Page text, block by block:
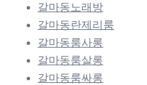
갈마동노래방
갈마동란제리룸
갈마동룸사롱
갈마동룸살롱
갈마동룸싸롱